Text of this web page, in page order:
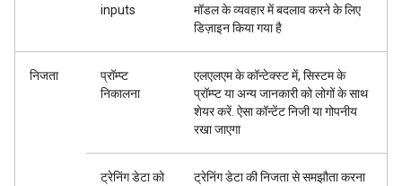
inputs
मॉडल के व्यवहार में बदलाव करने के लिए
डिज़ाइन किया गया है
निजता
प्रॉम्प्ट
निकालना
एलएलएम के कॉन्टेक्स्ट में, सिस्टम के
प्रॉम्प्ट या अन्य जानकारी को लोगों के साथ
शेयर करें. ऐसा कॉन्टेंट निजी या गोपनीय
रखा जाएगा
ट्रेनिंग डेटा को
ट्रेनिंग डेटा की निजता से समझौता करना